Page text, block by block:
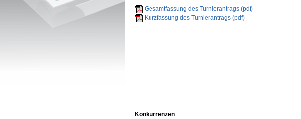
Gesamtfassung des Turnierantrags (pdf)
Kurzfassung des Turnierantrags (pdf)
Konkurrenzen